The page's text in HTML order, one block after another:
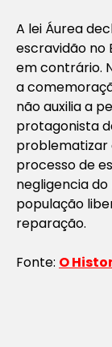
A lei Áurea
escravidão no
em contrário.
a
não auxilia a
protagonista
problematizar
processo de
negligencia
população
reparação.
Fonte: O